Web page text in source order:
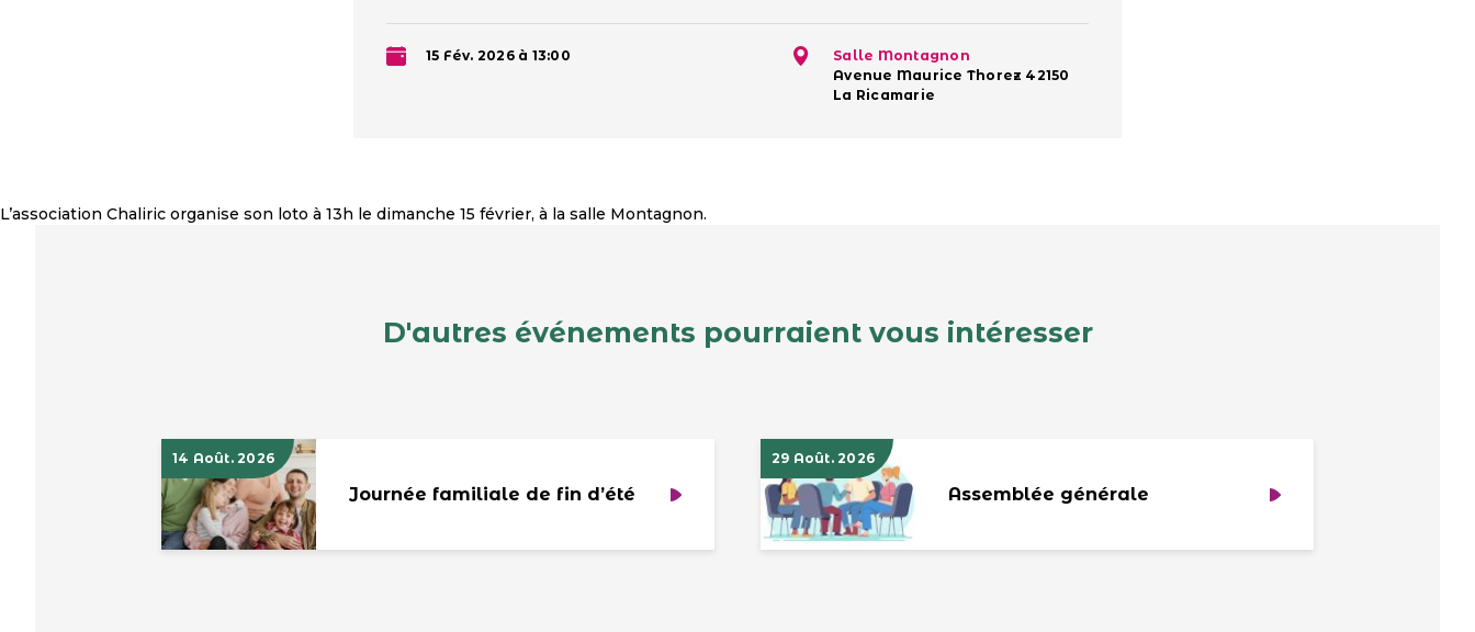
Salle Montagnon
Avenue Maurice Thorez 42150
La Ricamarie
15 Fév. 2026 à 13:00
L’association Chaliric organise son loto à 13h le dimanche 15 février, à la salle Montagnon.
D'autres événements pourraient vous intéresser
14 Août. 2026
Journée familiale de fin d’été
29 Août. 2026
Assemblée générale